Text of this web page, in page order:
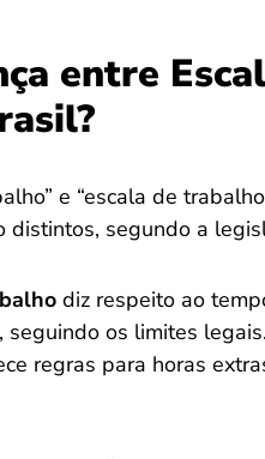
entre
e “escala de
distintos, segundo a
diz respeito ao
os limites
regras para horas